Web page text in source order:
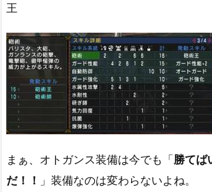
王
まぁ、オトガンス装備は今でも「勝てば
だ！！ 」装備なのは変わらないよね。